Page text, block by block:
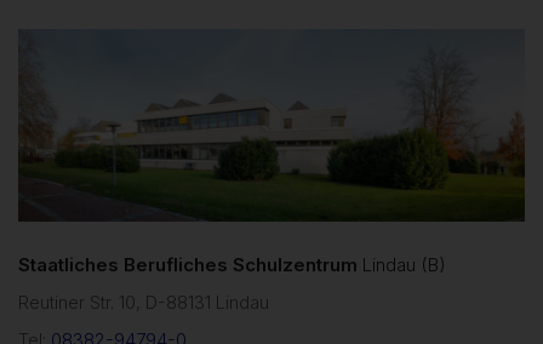
Staatliches Berufliches Schulzentrum Lindau (B)
Reutiner Str. 10, D-88131 Lindau